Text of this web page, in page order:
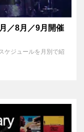
／8月／9月開催
ケジュールを月別で紹